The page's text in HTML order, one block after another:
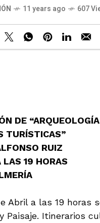
11 years ago 607
DE
TURÍSTICAS”
RUIZ
19 HORAS
Abril a las 19
Paisaje. Itinerarios